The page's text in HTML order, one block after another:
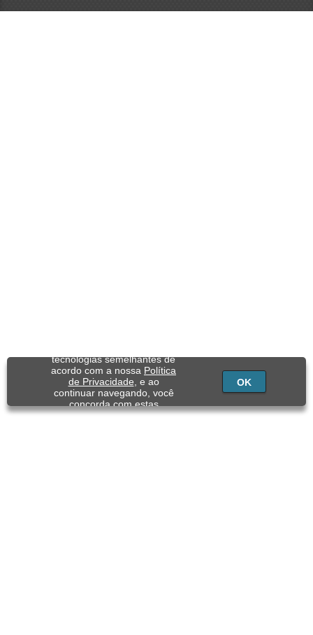
tecnologias semelhantes de
acordo com a nossa Política
de Privacidade , e ao
continuar navegando, você
concorda com estas
condições.
OK